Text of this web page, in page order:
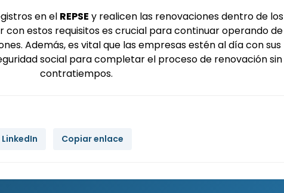
en el REPSE y realicen las renovaciones dentro de los
con estos requisitos es crucial para continuar operando de
Además, es vital que las empresas estén al día con sus
social para completar el proceso de renovación sin
contratiempos.
LinkedIn Copiar enlace